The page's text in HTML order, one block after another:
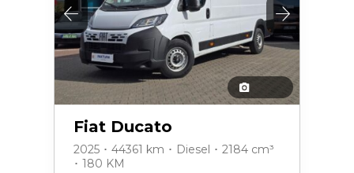
Fiat Ducato
2025 ･ 44361 km ･ Diesel ･ 2184 cm³
･ 180 KM